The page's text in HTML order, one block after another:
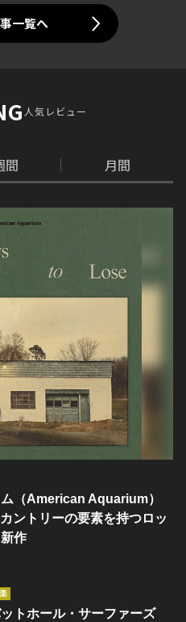
一覧へ
人気レビュー
間 月間
（American Aquarium）
ントリーの要素を持つロッ
作
トホール・サーファーズ